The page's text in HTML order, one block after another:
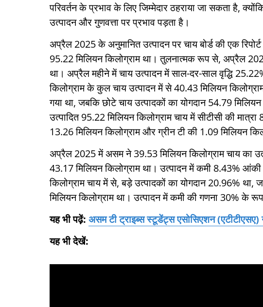
परिवर्तन के प्रभाव के लिए जिम्मेदार ठहराया जा सकता है,
उत्पादन और गुणवत्ता पर प्रभाव पड़ता है।
अप्रैल 2025 के अनुमानित उत्पादन पर चाय बोर्ड की एक
95.22 मिलियन किलोग्राम था। तुलनात्मक रूप से, अप्रैल
था। अप्रैल महीने में चाय उत्पादन में साल-दर-साल वृद्धि
किलोग्राम के कुल चाय उत्पादन में से 40.43 मिलियन किलोग्राम
गया था, जबकि छोटे चाय उत्पादकों का योगदान 54.79
उत्पादित 95.22 मिलियन किलोग्राम चाय में सीटीसी की
13.26 मिलियन किलोग्राम और ग्रीन टी की 1.09 मिलियन
अप्रैल 2025 में असम ने 39.53 मिलियन किलोग्राम चाय का
43.17 मिलियन किलोग्राम था। उत्पादन में कमी 8.43%
किलोग्राम चाय में से, बड़े उत्पादकों का योगदान 20.96% था,
मिलियन किलोग्राम था। उत्पादन में कमी की गणना 30% के
यह भी पढ़ें: असम टी ट्राइब्स स्टूडेंट्स एसोसिएशन (एटीटीएसए)
यह भी देखें: